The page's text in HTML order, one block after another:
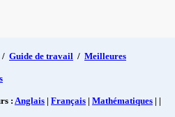
/ Guide de travail / Meilleures
: Anglais | Français | Mathématiques | |